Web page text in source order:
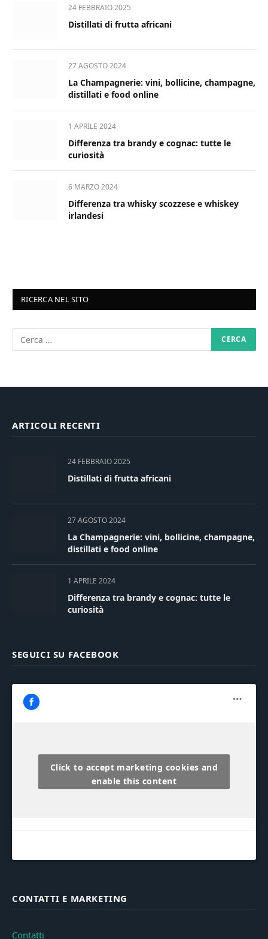
24 FEBBRAIO 2025
Distillati di frutta africani
27 AGOSTO 2024
La Champagnerie: vini, bollicine, champagne,
distillati e food online
1 APRILE 2024
Differenza tra brandy e cognac: tutte le
curiosità
6 MARZO 2024
Differenza tra whisky scozzese e whiskey
irlandesi
RICERCA NEL SITO
ARTICOLI RECENTI
24 FEBBRAIO 2025
Distillati di frutta africani
27 AGOSTO 2024
La Champagnerie: vini, bollicine, champagne,
distillati e food online
1 APRILE 2024
Differenza tra brandy e cognac: tutte le
curiosità
SEGUICI SU FACEBOOK
Click to accept marketing cookies and
enable this content
CONTATTI E MARKETING
Contatti